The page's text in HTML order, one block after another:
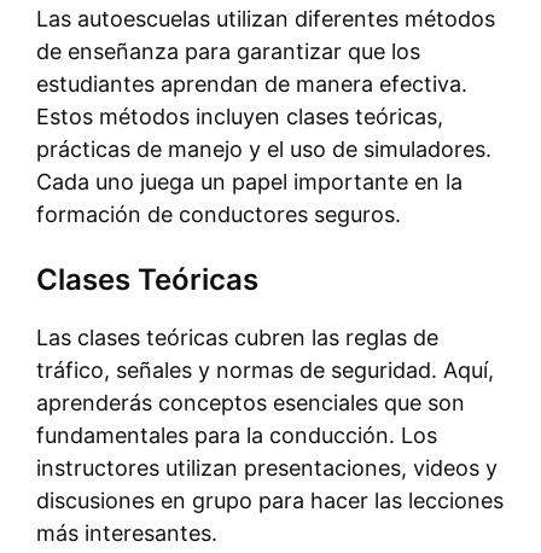
Las autoescuelas utilizan diferentes métodos
de enseñanza para garantizar que los
estudiantes aprendan de manera efectiva.
Estos métodos incluyen clases teóricas,
prácticas de manejo y el uso de simuladores.
Cada uno juega un papel importante en la
formación de conductores seguros.
Clases Teóricas
Las clases teóricas cubren las reglas de
tráfico, señales y normas de seguridad. Aquí,
aprenderás conceptos esenciales que son
fundamentales para la conducción. Los
instructores utilizan presentaciones, videos y
discusiones en grupo para hacer las lecciones
más interesantes.